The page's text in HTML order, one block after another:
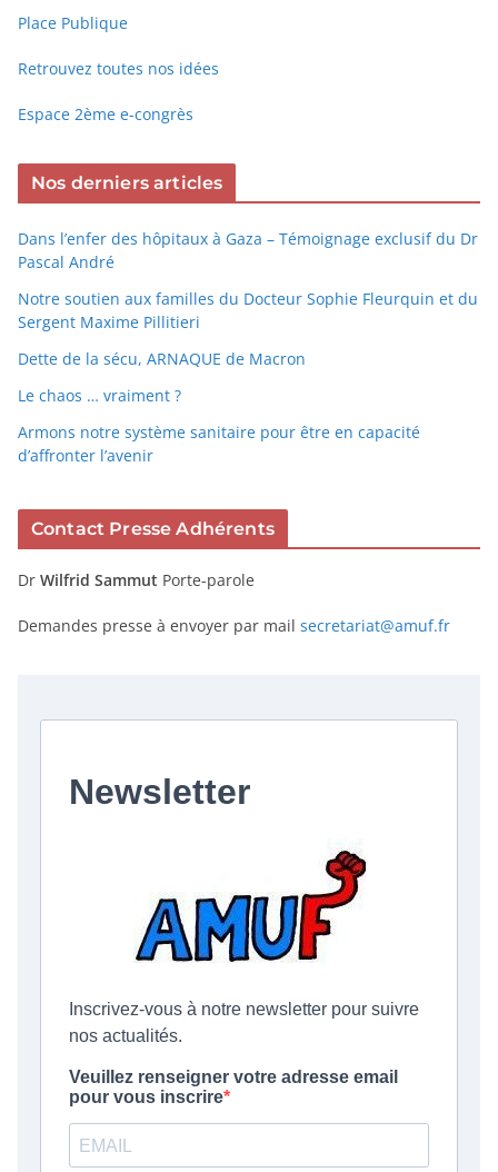
Place Publique
Retrouvez toutes nos idées
Espace 2ème e-congrès
Nos derniers articles
Dans l’enfer des hôpitaux à Gaza – Témoignage exclusif du Dr
Pascal André
Notre soutien aux familles du Docteur Sophie Fleurquin et du
Sergent Maxime Pillitieri
Dette de la sécu, ARNAQUE de Macron
Le chaos … vraiment ?
Armons notre système sanitaire pour être en capacité
d’affronter l’avenir
Contact Presse Adhérents
Dr Wilfrid Sammut Porte-parole
Demandes presse à envoyer par mail secretariat@amuf.fr